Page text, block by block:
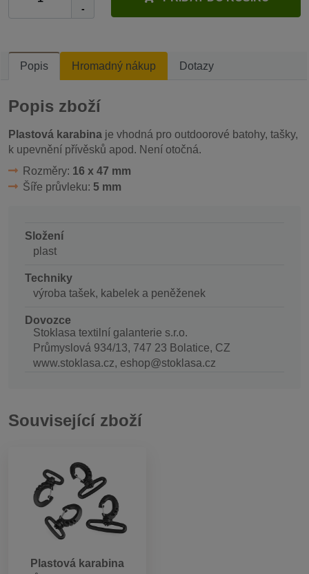
-
Popis Hromadný nákup Dotazy
Popis zboží
Plastová karabina je vhodná pro outdoorové batohy, tašky,
k upevnění přívěsků apod. Není otočná.
Rozměry: 16 x 47 mm
Šíře průvleku: 5 mm
Složení
plast
Techniky
výroba tašek, kabelek a peněženek
Dovozce
Stoklasa textilní galanterie s.r.o.
Průmyslová 934/13, 747 23 Bolatice, CZ
www.stoklasa.cz, eshop@stoklasa.cz
Související zboží
Plastová karabina